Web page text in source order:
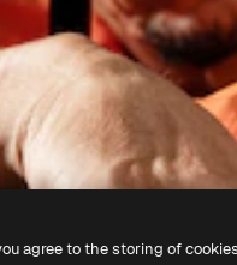
agree to the storing of